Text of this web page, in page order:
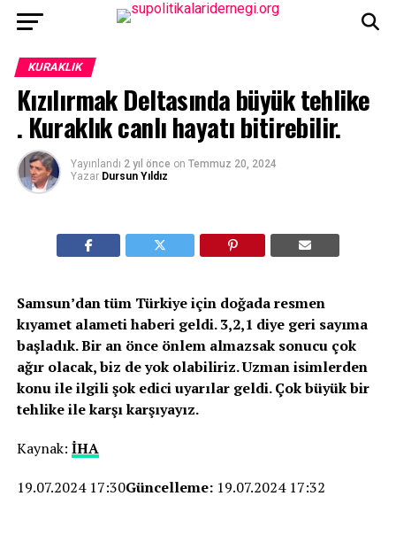
KURAKLIK
Kızılırmak Deltasında büyük tehlike
. Kuraklık canlı hayatı bitirebilir.
Yayınlandı 2 yıl önce on Temmuz 20, 2024
Yazar Dursun Yıldız
Samsun’dan tüm Türkiye için doğada resmen
kıyamet alameti haberi geldi. 3,2,1 diye geri sayıma
başladık. Bir an önce önlem almazsak sonucu çok
ağır olacak, biz de yok olabiliriz. Uzman isimlerden
konu ile ilgili şok edici uyarılar geldi. Çok büyük bir
tehlike ile karşı karşıyayız.
Kaynak: İHA
19.07.2024 17:30Güncelleme:19.07.2024 17:32